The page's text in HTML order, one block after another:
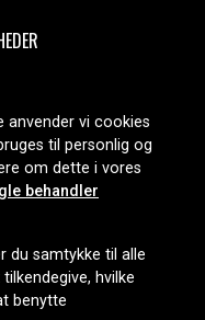
Nordic AB
anvender vi cookies
til personlig og
om dette i vores
behandler
du samtykke til alle
hvilke
benytte